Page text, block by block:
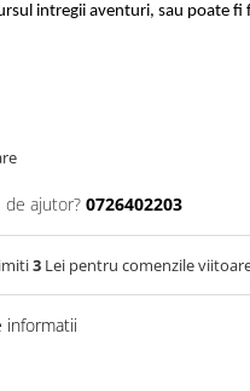
intregii aventuri, sau poate fi
de ajutor? 0726402203
3 Lei pentru comenzile
informatii